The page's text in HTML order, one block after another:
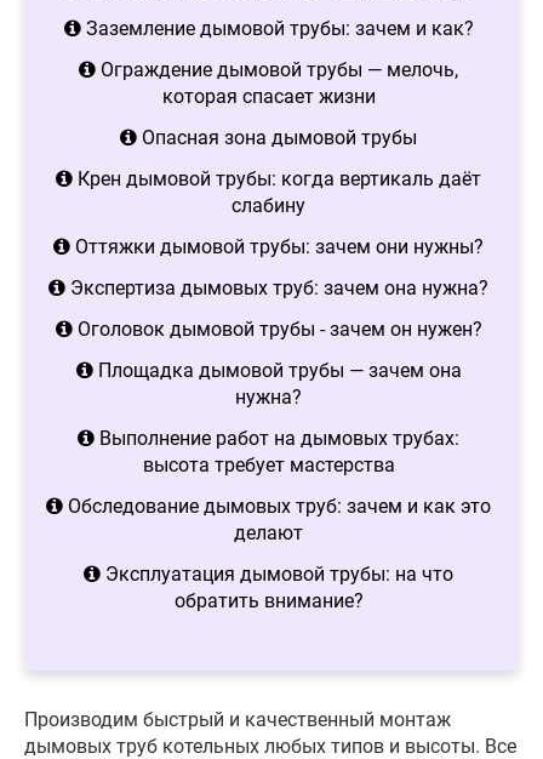
Заземление дымовой трубы: зачем и как?
Ограждение дымовой трубы — мелочь,
которая спасает жизни
Опасная зона дымовой трубы
Крен дымовой трубы: когда вертикаль даёт
слабину
Оттяжки дымовой трубы: зачем они нужны?
Экспертиза дымовых труб: зачем она нужна?
Оголовок дымовой трубы - зачем он нужен?
Площадка дымовой трубы — зачем она
нужна?
Выполнение работ на дымовых трубах:
высота требует мастерства
Обследование дымовых труб: зачем и как это
делают
Эксплуатация дымовой трубы: на что
обратить внимание?
Производим быстрый и качественный монтаж
дымовых труб котельных любых типов и высоты. Все